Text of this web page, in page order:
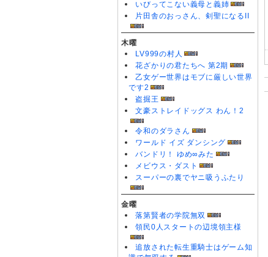
いびってこない義母と義姉
片田舎のおっさん、剣聖になるII
木曜
LV999の村人
花ざかりの君たちへ 第2期
乙女ゲー世界はモブに厳しい世界
です2
盗掘王
文豪ストレイドッグス わん！2
令和のダラさん
ワールド イズ ダンシング
バンドリ！ ゆめ∞みた
メビウス・ダスト
スーパーの裏でヤニ吸うふたり
金曜
落第賢者の学院無双
領民0人スタートの辺境領主様
追放された転生重騎士はゲーム知